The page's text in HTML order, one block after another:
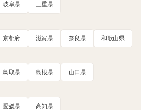
岐阜県 三重県
京都府 滋賀県 奈良県 和歌山県
鳥取県 島根県 山口県
愛媛県 高知県